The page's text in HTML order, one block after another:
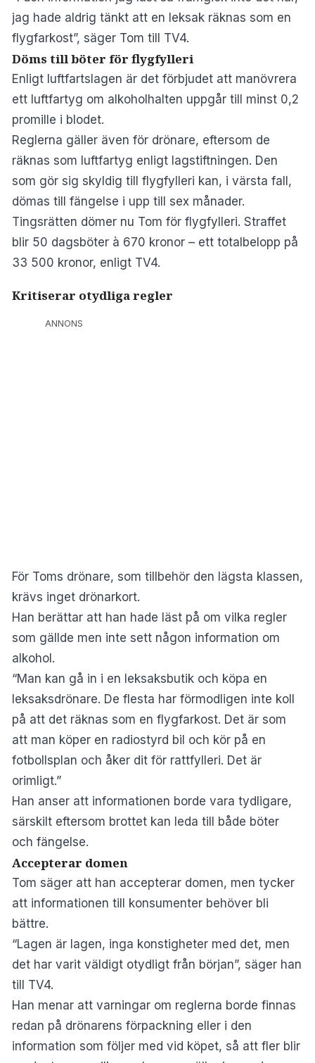
jag hade aldrig tänkt att en leksak räknas som en
flygfarkost”, säger Tom till TV4.
Döms till böter för flygfylleri
Enligt luftfartslagen är det förbjudet att manövrera
ett luftfartyg om alkoholhalten uppgår till minst 0,2
promille i blodet.
Reglerna gäller även för drönare, eftersom de
räknas som luftfartyg enligt lagstiftningen. Den
som gör sig skyldig till flygfylleri kan, i värsta fall,
dömas till fängelse i upp till sex månader.
Tingsrätten dömer nu Tom för flygfylleri. Straffet
blir 50 dagsböter à 670 kronor – ett totalbelopp på
33 500 kronor, enligt TV4.
Kritiserar otydliga regler
ANNONS
För Toms drönare, som tillbehör den lägsta klassen,
krävs inget drönarkort.
Han berättar att han hade läst på om vilka regler
som gällde men inte sett någon information om
alkohol.
“Man kan gå in i en leksaksbutik och köpa en
leksaksdrönare. De flesta har förmodligen inte koll
på att det räknas som en flygfarkost. Det är som
att man köper en radiostyrd bil och kör på en
fotbollsplan och åker dit för rattfylleri. Det är
orimligt.”
Han anser att informationen borde vara tydligare,
särskilt eftersom brottet kan leda till både böter
och fängelse.
Accepterar domen
Tom säger att han accepterar domen, men tycker
att informationen till konsumenter behöver bli
bättre.
“Lagen är lagen, inga konstigheter med det, men
det har varit väldigt otydligt från början”, säger han
till TV4.
Han menar att varningar om reglerna borde finnas
redan på drönarens förpackning eller i den
information som följer med vid köpet, så att fler blir